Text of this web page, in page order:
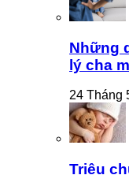
Những
lý cha
24 Tháng
Triệu